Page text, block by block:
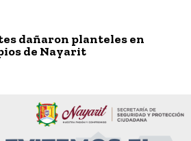
dañaron planteles en
de Nayarit